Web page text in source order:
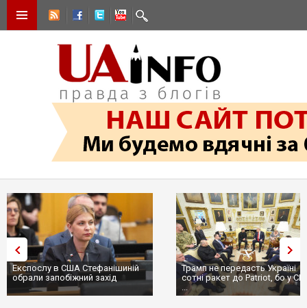
Експослу в США Стефанішиній
обрали запобіжний захід
Трамп не передасть Україні
сотні ракет до Patriot, бо у
...